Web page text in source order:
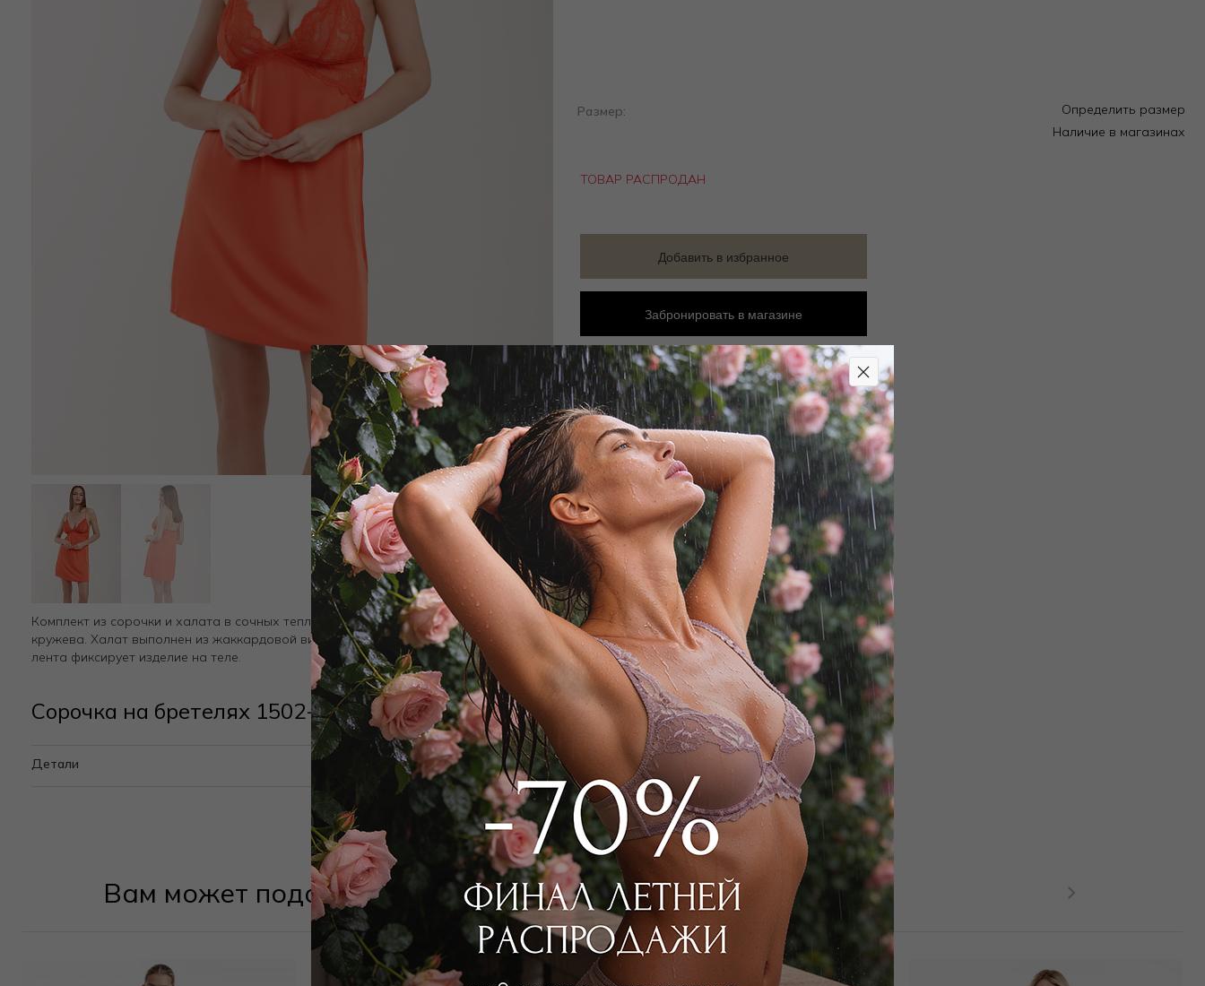
Комплект из сорочки и халата в сочных теплых тонах. Верх сорочки выполнен из
кружева. Халат выполнен из жаккардовой вискозы в цветочном принте. Пояс
лента фиксирует изделие на теле.
Сорочка на бретелях 1502-3 Оранжевый
Детали
Размер:
Определить размер
Наличие в магазинах
ТОВАР РАСПРОДАН
Добавить в избранное
Забронировать в магазине
Вам может подойти